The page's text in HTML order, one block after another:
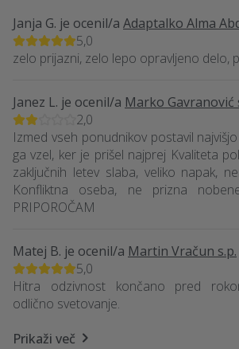
Janja G. je ocenil/a Adaptalko Alma
5,0
zelo prijazni, zelo lepo opravljeno delo,
Janez L. je ocenil/a Marko Gavranović
2,0
Izmed vseh ponudnikov postavil
ga vzel, ker je prišel najprej Kvaliteta
zaključnih letev slaba, veliko napak,
Konfliktna oseba, ne prizna
PRIPOROČAM
Matej B. je ocenil/a Martin Vračun s.p.
5,0
Hitra odzivnost končano pred
odlično svetovanje.
Prikaži več